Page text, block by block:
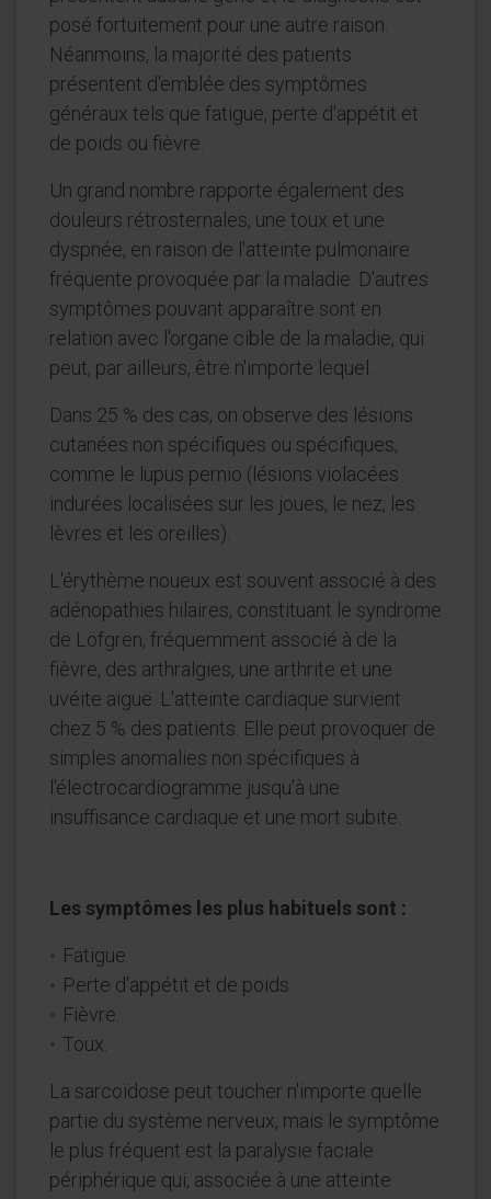
posé fortuitement pour une autre raison.
Néanmoins, la majorité des patients
présentent d'emblée des symptômes
généraux tels que fatigue, perte d'appétit et
de poids ou fièvre.
Un grand nombre rapporte également des
douleurs rétrosternales, une toux et une
dyspnée, en raison de l'atteinte pulmonaire
fréquente provoquée par la maladie. D'autres
symptômes pouvant apparaître sont en
relation avec l'organe cible de la maladie, qui
peut, par ailleurs, être n'importe lequel.
Dans 25 % des cas, on observe des lésions
cutanées non spécifiques ou spécifiques,
comme le lupus pernio (lésions violacées
indurées localisées sur les joues, le nez, les
lèvres et les oreilles).
L'érythème noueux est souvent associé à des
adénopathies hilaires, constituant le syndrome
de Löfgren, fréquemment associé à de la
fièvre, des arthralgies, une arthrite et une
uvéite aiguë. L'atteinte cardiaque survient
chez 5 % des patients. Elle peut provoquer de
simples anomalies non spécifiques à
l'électrocardiogramme jusqu'à une
insuffisance cardiaque et une mort subite.
Les symptômes les plus habituels sont :
Fatigue.
Perte d'appétit et de poids.
Fièvre.
Toux.
La sarcoïdose peut toucher n'importe quelle
partie du système nerveux, mais le symptôme
le plus fréquent est la paralysie faciale
périphérique qui, associée à une atteinte